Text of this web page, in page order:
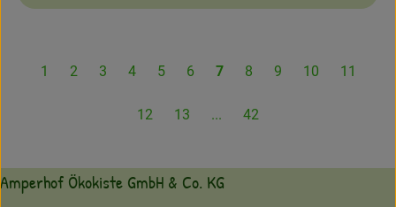
1 2 3 4 5 6 7 8 9 10 11
12 13 ... 42
Amperhof Ökokiste GmbH & Co. KG